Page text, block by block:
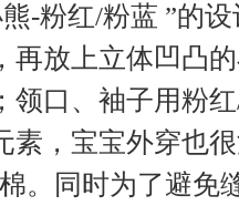
-粉红/粉蓝 ”的
再放上立体凹凸
领口、袖子用粉
素，宝宝外穿也
。同时为了避免